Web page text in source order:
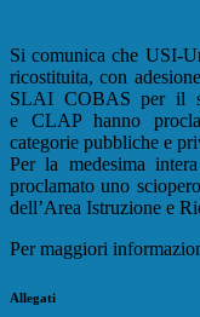
Si comunica che USI-
ricostituita, con
SLAI COBAS per il
e CLAP hanno
categorie pubbliche e
Per la medesima
proclamato uno
dell’Area Istruzione e
Per maggiori
Allegati